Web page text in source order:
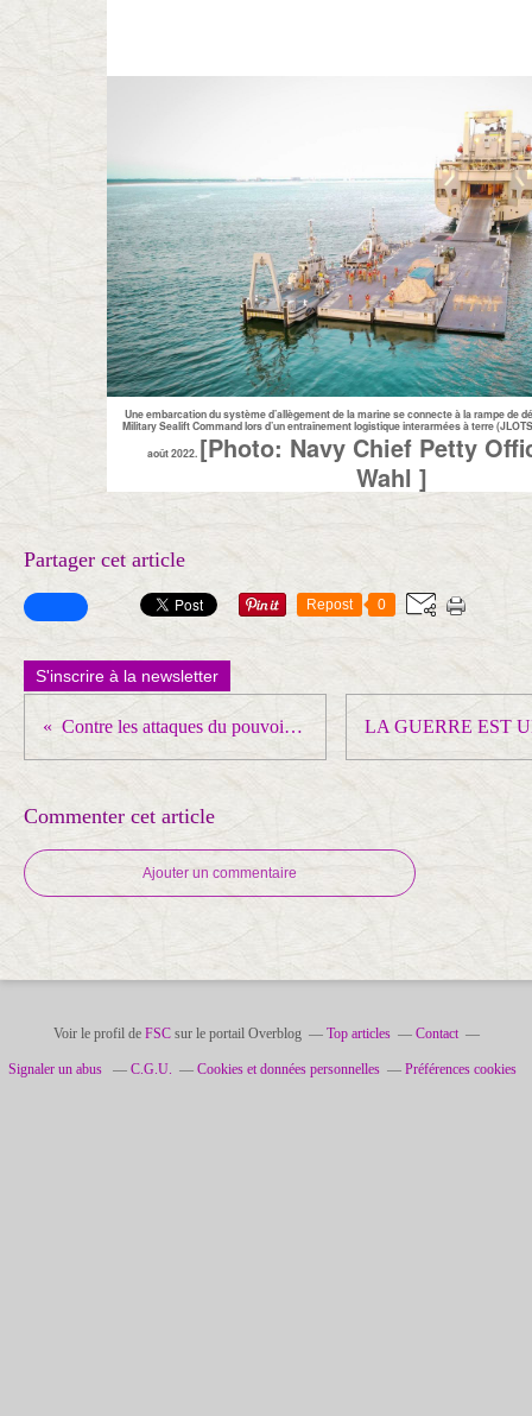
Une embarcation du système d’allègement de la marine se connecte à la rampe de
Military Sealift Command lors d’un entraînement logistique interarmées à terre
août 2022. [Photo: Navy Chief Petty
Wahl ]
Partager cet article
Repost 0
S'inscrire à la newsletter
Contre les attaques du pouvoir, contre la pracarisation : MOBILISATION !
Commenter cet article
Ajouter un commentaire
Voir le profil de FSCsur le portail Overblog Top articles Contact
Signaler un abus C.G.U. Cookies et données personnelles Préférences cookies